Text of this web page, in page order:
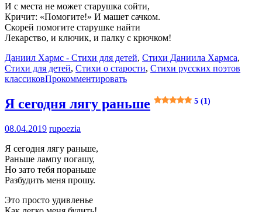
И с места не может старушка сойти,
Кричит: «Помогите!» И машет сачком.
Скорей помогите старушке найти
Лекарство, и ключик, и палку с крючком!
Даниил Хармс - Стихи для детей, Стихи Даниила Хармса,
Стихи для детей, Стихи о старости, Стихи русских поэтов
классиковПрокомментировать
Я сегодня лягу раньше 5 (1)
08.04.2019 rupoezia
Я сегодня лягу раньше,
Раньше лампу погашу,
Но зато тебя пораньше
Разбудить меня прошу.
Это просто удивленье